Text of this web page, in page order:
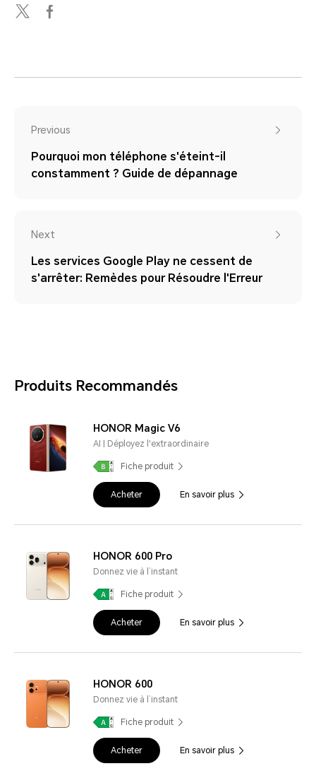
Previous
Pourquoi mon téléphone s'éteint-il
constamment ? Guide de dépannage
Next
Les services Google Play ne cessent de
s'arrêter: Remèdes pour Résoudre l'Erreur
Produits Recommandés
HONOR Magic V6
AI | Déployez l'extraordinaire
Fiche produit
Acheter En savoir plus
HONOR 600 Pro
Donnez vie à l’instant
Fiche produit
Acheter En savoir plus
HONOR 600
Donnez vie à l’instant
Fiche produit
Acheter En savoir plus